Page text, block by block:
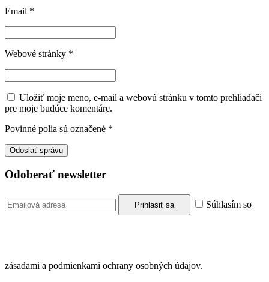
Email *
Webové stránky *
Uložiť moje meno, e-mail a webovú stránku v tomto prehliadači
pre moje budúce komentáre.
Povinné polia sú označené *
Odoberať newsletter
Súhlasím so
zásadami a podmienkami ochrany osobných údajov.